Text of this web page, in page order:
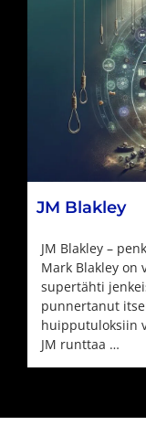
JM Blakley
JM Blakley –
Mark Blakley on
supertähti
punnertanut
huipputuloksiin
JM runttaa …